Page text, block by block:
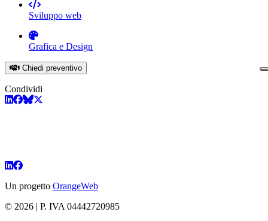
Sviluppo web
Grafica e Design
Chiedi preventivo
Condividi
Un progetto OrangeWeb
© 2026 | P. IVA 04442720985